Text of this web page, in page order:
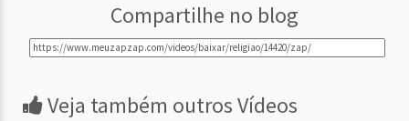
Compartilhe no blog
Veja também outros Vídeos